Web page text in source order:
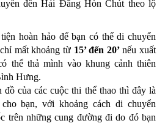
đến Hải Đăng Hòn Chút theo lộ
hoàn hảo để bạn có thể di chuyển
mất khoảng từ 15’ đến 20’nếu xuất
thể thả mình vào khung cảnh thiên
Hưng.
đồ của các cuộc thi thể thao thì đây là
bạn, với khoảng cách di chuyển
trên những cung đường đi do đó bạn